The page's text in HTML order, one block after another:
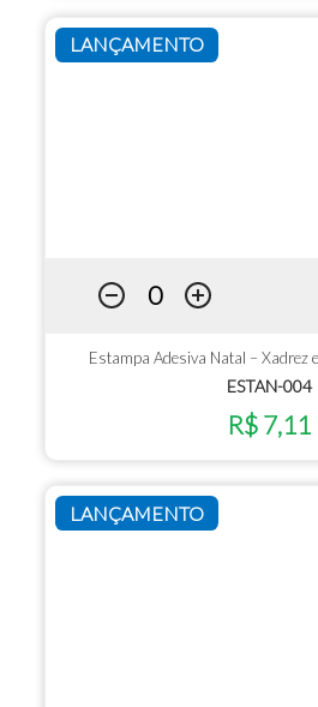
LANÇAMENTO
Estampa Adesiva Natal – Xadrez
ESTAN-004
R$ 7,11
LANÇAMENTO